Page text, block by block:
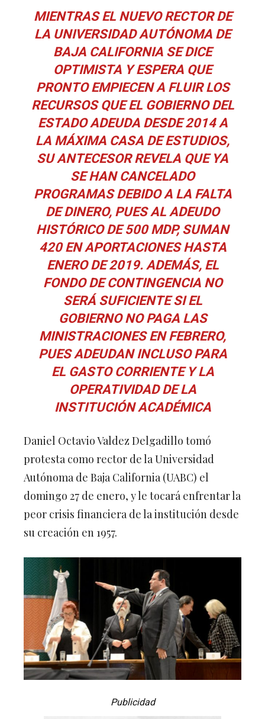
MIENTRAS EL NUEVO RECTOR DE
LA UNIVERSIDAD AUTÓNOMA DE
BAJA CALIFORNIA SE DICE
OPTIMISTA Y ESPERA QUE
PRONTO EMPIECEN A FLUIR LOS
RECURSOS QUE EL GOBIERNO DEL
ESTADO ADEUDA DESDE 2014 A
LA MÁXIMA CASA DE ESTUDIOS,
SU ANTECESOR REVELA QUE YA
SE HAN CANCELADO
PROGRAMAS DEBIDO A LA FALTA
DE DINERO, PUES AL ADEUDO
HISTÓRICO DE 500 MDP, SUMAN
420 EN APORTACIONES HASTA
ENERO DE 2019. ADEMÁS, EL
FONDO DE CONTINGENCIA NO
SERÁ SUFICIENTE SI EL
GOBIERNO NO PAGA LAS
MINISTRACIONES EN FEBRERO,
PUES ADEUDAN INCLUSO PARA
EL GASTO CORRIENTE Y LA
OPERATIVIDAD DE LA
INSTITUCIÓN ACADÉMICA
Daniel Octavio Valdez Delgadillo tomó
protesta como rector de la Universidad
Autónoma de Baja California (UABC) el
domingo 27 de enero, y le tocará enfrentar la
peor crisis financiera de la institución desde
su creación en 1957.
Publicidad